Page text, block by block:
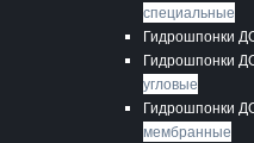
специальные
Гидрошпонки
Гидрошпонки
угловые
Гидрошпонки
мембранные